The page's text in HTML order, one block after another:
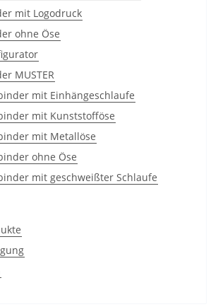
mit Logodruck
ohne Öse
MUSTER
mit Einhängeschlaufe
mit Kunststofföse
mit Metallöse
ohne Öse
mit geschweißter Schlaufe